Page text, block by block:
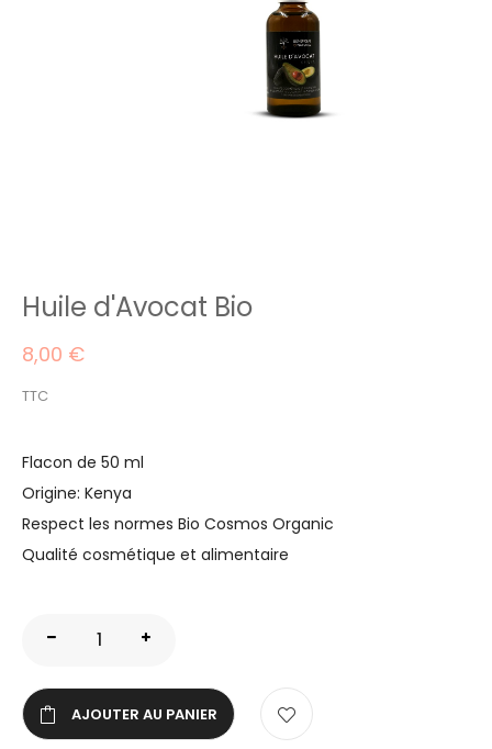
Huile d'Avocat Bio
8,00 €
TTC
Flacon de 50 ml
Origine: Kenya
Respect les normes Bio Cosmos Organic
Qualité cosmétique et alimentaire
AJOUTER AU PANIER